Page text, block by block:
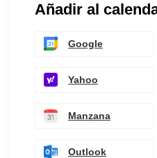
Añadir al
Google
Yahoo
Manzana
Outlook